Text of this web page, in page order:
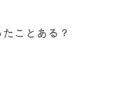
ことある？